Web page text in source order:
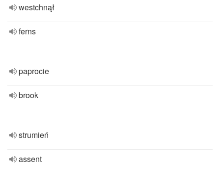
westchnął
ferns
paprocie
brook
strumień
assent